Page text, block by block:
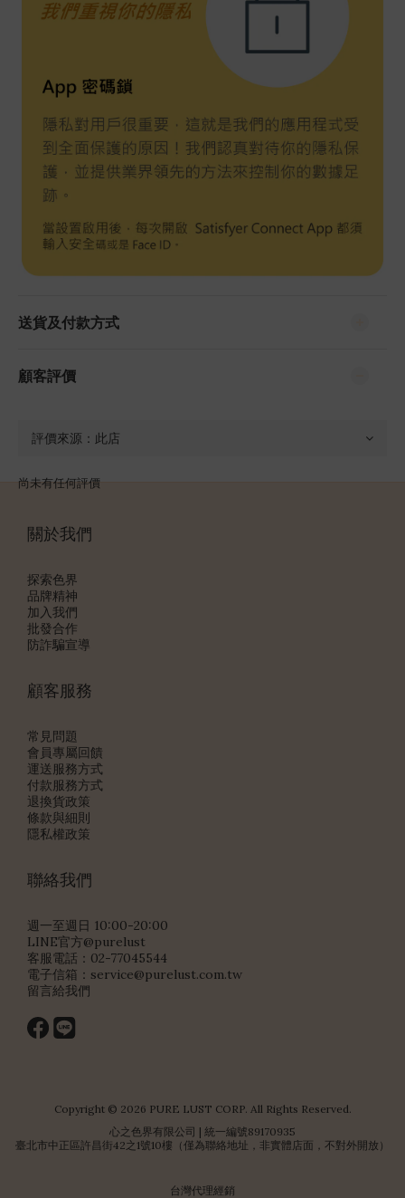
送貨及付款方式
顧客評價
尚未有任何評價
關於我們
探索色界
品牌精神
加入我們
批發合作
防詐騙宣導
顧客服務
常見問題
會員專屬回饋
運送服務方式
付款服務方式
退換貨政策
條款與細則
隱私權政策
聯絡我們
週一至週日 10:00-20:00
LINE官方@purelust
客服電話：02-77045544
電子信箱： service@purelust.com.tw
留言給我們
Copyright © 2026 PURE LUST CORP. All Rights Reserved.
心之色界有限公司 | 統一編號89170935
臺北市中正區許昌街42之1號10樓（僅為聯絡地址，非實體店面，不對外開放）
台灣代理經銷